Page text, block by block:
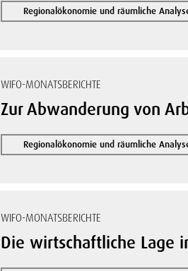
Regionalökonomie und räumliche
WIFO-MONATSBERICHTE
Zur Abwanderung von
Regionalökonomie und räumliche
WIFO-MONATSBERICHTE
Die wirtschaftliche Lage